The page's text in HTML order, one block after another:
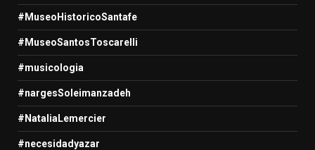
#MuseoHistoricoSantafe
#MuseoSantosToscarelli
#musicologia
#nargesSoleimanzadeh
#NataliaLemercier
#necesidadyazar